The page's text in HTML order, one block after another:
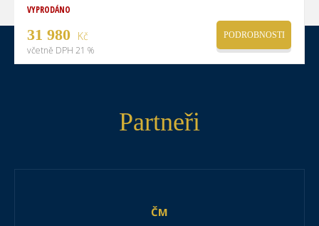
VYPRODÁNO
31 980 Kč
včetně DPH 21 %
PODROBNOSTI
Partneři
ČM